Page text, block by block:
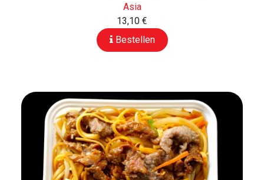
Asia
13,10 €
Bestellen